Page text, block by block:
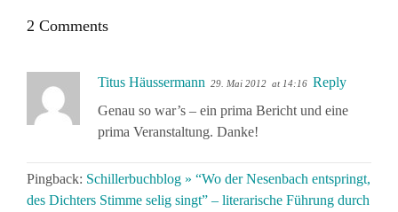
2 Comments
Titus Häussermann 29. Mai 2012 at 14:16 Reply
Genau so war’s – ein prima Bericht und eine
prima Veranstaltung. Danke!
Pingback: Schillerbuchblog » “Wo der Nesenbach entspringt,
des Dichters Stimme selig singt” – literarische Führung durch